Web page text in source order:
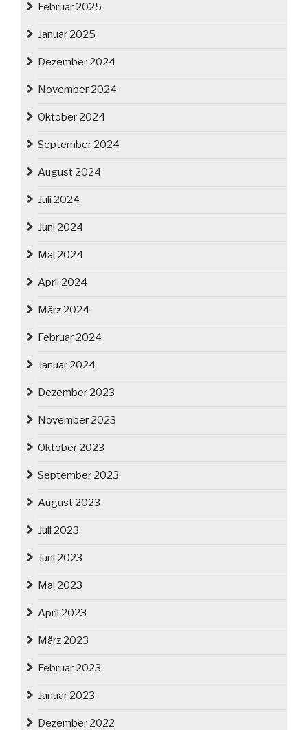
Februar 2025
Januar 2025
Dezember 2024
November 2024
Oktober 2024
September 2024
August 2024
Juli 2024
Juni 2024
Mai 2024
April 2024
März 2024
Februar 2024
Januar 2024
Dezember 2023
November 2023
Oktober 2023
September 2023
August 2023
Juli 2023
Juni 2023
Mai 2023
April 2023
März 2023
Februar 2023
Januar 2023
Dezember 2022